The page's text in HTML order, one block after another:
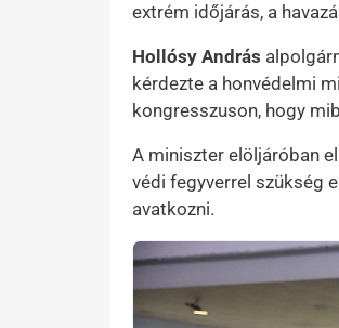
extrém időjárás, a
Hollósy András
kérdezte a honvédelmi
kongresszuson, hogy
A miniszter elöljáróban
védi fegyverrel szükség
avatkozni.
Kép